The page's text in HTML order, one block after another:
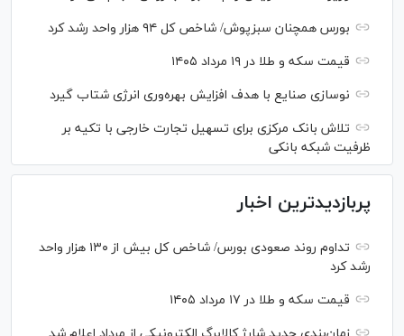
بورس همچنان سبزپوش/ شاخص کل ۹۴ هزار واحد رشد کرد
قیمت سکه و طلا در ۱۹ مرداد ۱۴۰۵
نوسازی صنایع با هدف افزایش بهره‌وری انرژی شتاب گیرد
تلاش بانک مرکزی برای تسهیل تجارت خارجی با تکیه بر
ظرفیت شبکه بانکی
پربازدیدترین اخبار
تداوم روند صعودی بورس/ شاخص کل بیش از ۱۳۰ هزار واحد
رشد کرد
قیمت سکه و طلا در ۱۷ مرداد ۱۴۰۵